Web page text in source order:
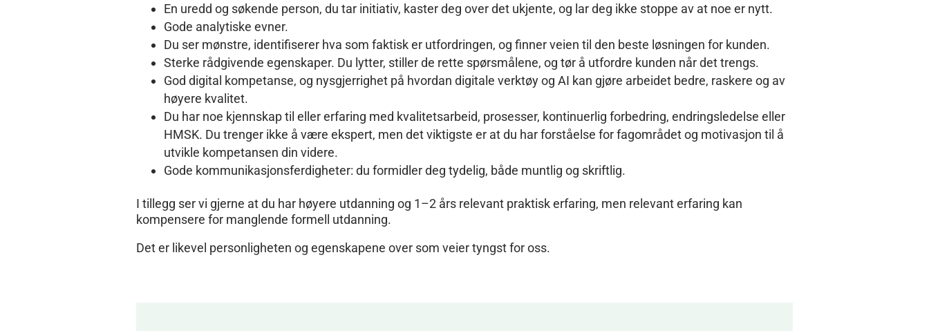
En uredd og søkende person, du tar initiativ, kaster deg over det ukjente, og lar deg ikke stoppe av at noe er nytt.
Gode analytiske evner.
Du ser mønstre, identifiserer hva som faktisk er utfordringen, og finner veien til den beste løsningen for kunden.
Sterke rådgivende egenskaper. Du lytter, stiller de rette spørsmålene, og tør å utfordre kunden når det trengs.
God digital kompetanse, og nysgjerrighet på hvordan digitale verktøy og AI kan gjøre arbeidet bedre, raskere og av
høyere kvalitet.
Du har noe kjennskap til eller erfaring med kvalitetsarbeid, prosesser, kontinuerlig forbedring, endringsledelse eller
HMSK. Du trenger ikke å være ekspert, men det viktigste er at du har forståelse for fagområdet og motivasjon til å
utvikle kompetansen din videre.
Gode kommunikasjonsferdigheter: du formidler deg tydelig, både muntlig og skriftlig.
I tillegg ser vi gjerne at du har høyere utdanning og 1–2 års relevant praktisk erfaring, men relevant erfaring kan
kompensere for manglende formell utdanning.
Det er likevel personligheten og egenskapene over som veier tyngst for oss.